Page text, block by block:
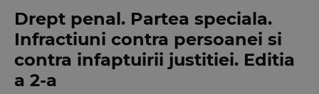
Drept penal. Partea speciala.
Infractiuni contra persoanei si
contra infaptuirii justitiei. Editia
a 2-a